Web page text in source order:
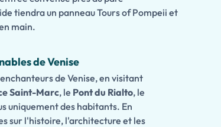
tiendra un panneau Tours of Pompeii et
main.
de Venise
de Venise, en visitant
Saint-Marc, le Pont du Rialto, le
uniquement des habitants. En
sur l'histoire, l'architecture et les